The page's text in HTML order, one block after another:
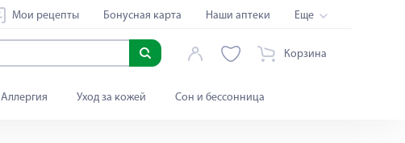
Мои рецепты Бонусная карта Наши аптеки Еще
Корзина
Аллергия Уход за кожей Сон и бессонница